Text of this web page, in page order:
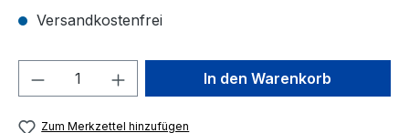
Versandkostenfrei
Produkt Anzahl: Gib denIn den Warenkorb
Zum Merkzettel hinzufügen